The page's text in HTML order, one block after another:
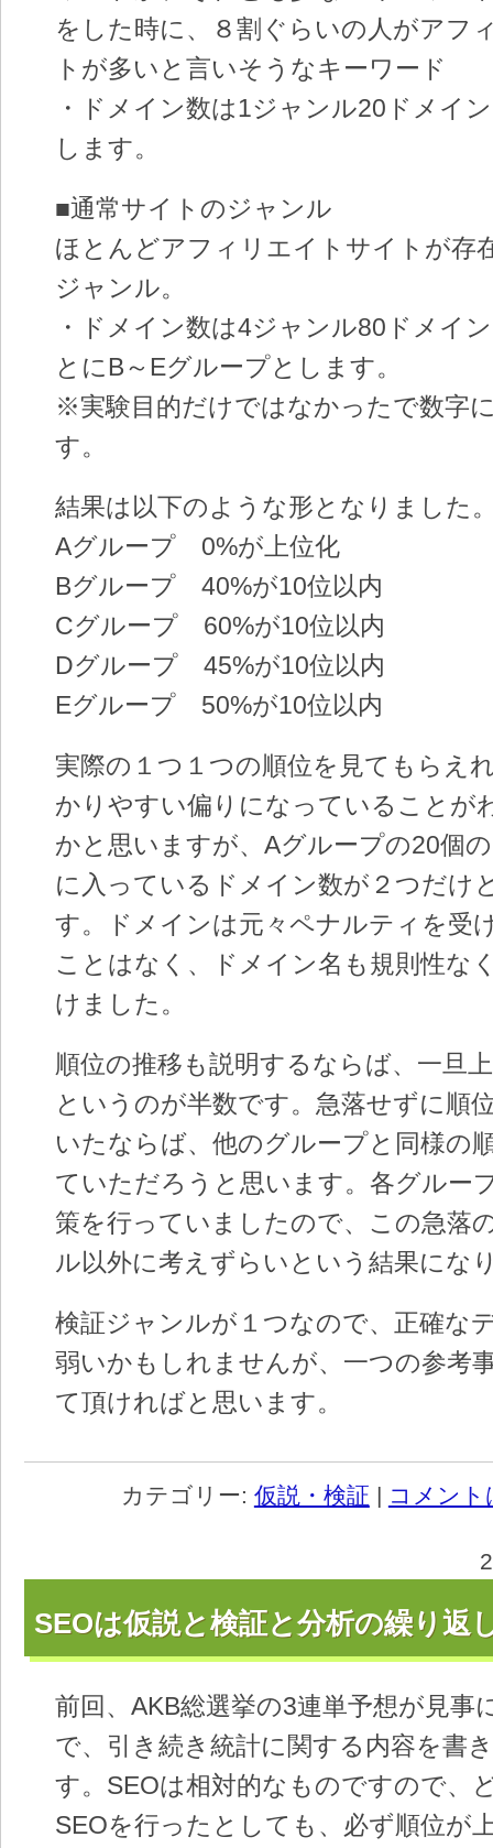
をした時に、８割ぐらいの人がアフ
トが多いと言いそうなキーワード
・ドメイン数は1ジャンル20ドメイ
します。
■通常サイトのジャンル
ほとんどアフィリエイトサイトが存
ジャンル。
・ドメイン数は4ジャンル80ドメイ
とにB～Eグループとします。
※実験目的だけではなかったで数字
す。
結果は以下のような形となりました
Aグループ 0%が上位化
Bグループ 40%が10位以内
Cグループ 60%が10位以内
Dグループ 45%が10位以内
Eグループ 50%が10位以内
実際の１つ１つの順位を見てもらえ
かりやすい偏りになっていることが
かと思いますが、Aグループの20個
に入っているドメイン数が２つだけ
す。ドメインは元々ペナルティを受
ことはなく、ドメイン名も規則性な
けました。
順位の推移も説明するならば、一旦
というのが半数です。急落せずに順
いたならば、他のグループと同様の
ていただろうと思います。各グルー
策を行っていましたので、この急落
ル以外に考えずらいという結果にな
検証ジャンルが１つなので、正確な
弱いかもしれませんが、一つの参考
て頂ければと思います。
カテゴリー: 仮説・検証 | コメン
SEOは仮説と検証と分析の繰り返
前回、AKB総選挙の3連単予想が見事
で、引き続き統計に関する内容を書
す。SEOは相対的なものですので、
SEOを行ったとしても、必ず順位が